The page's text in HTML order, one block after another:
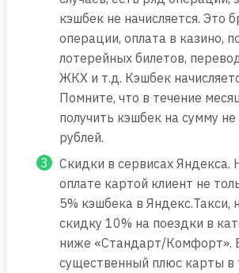
кэшбек не начисляется. Это
операции, оплата в казино,
лотерейных билетов,
ЖКХ и т.д. Кэшбек
Помните, что в течение
получить кэшбек на сумму
рублей.
Скидки в сервисах Яндекса.
оплате картой клиент не
5% кэшбека в Яндекс.Такси,
скидку 10% на поездки в
ниже «Стандарт/Комфорт».
существенный плюс карты в